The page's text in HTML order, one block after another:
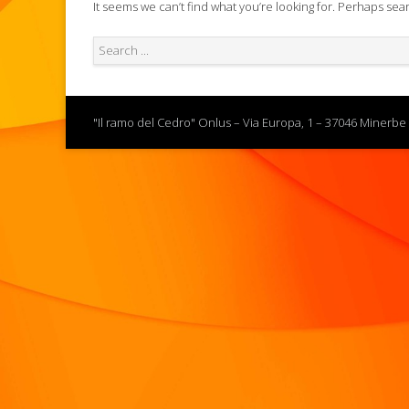
It seems we can’t find what you’re looking for. Perhaps
"Il ramo del Cedro" Onlus – Via Europa, 1 – 37046 Minerbe